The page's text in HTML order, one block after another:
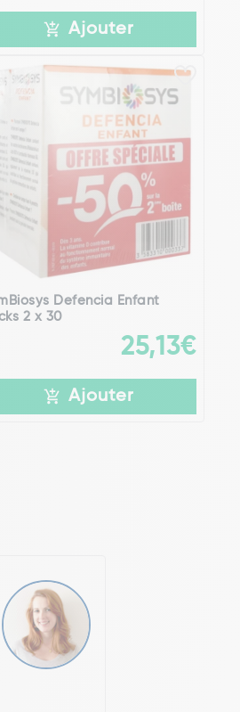
Ajouter
Defencia Enfant
2 x 30
25,13€
Ajouter